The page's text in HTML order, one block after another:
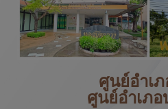
ศูนย์อำเภ
ศูนย์อำเภอ